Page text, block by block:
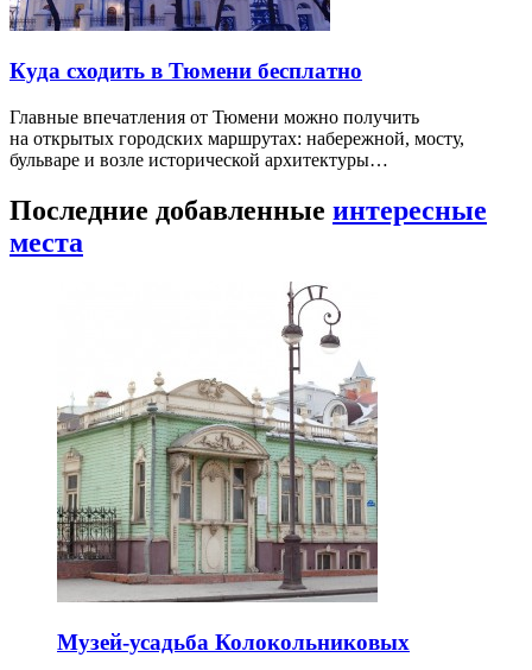
Куда сходить в Тюмени бесплатно
Главные впечатления от Тюмени можно получить
на открытых городских маршрутах: набережной, мосту,
бульваре и возле исторической архитектуры…
Последние добавленные интересные
места
Музей-усадьба Колокольниковых